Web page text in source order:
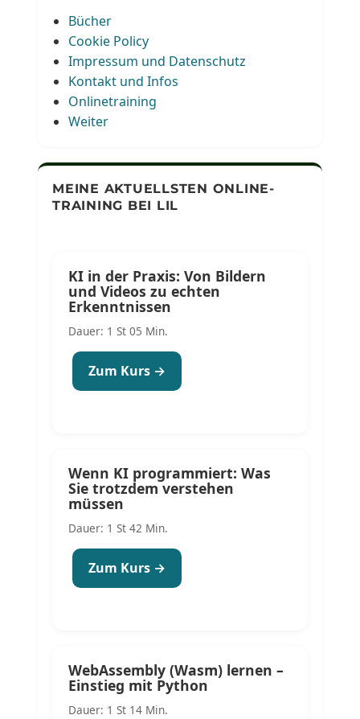
Bücher
Cookie Policy
Impressum und Datenschutz
Kontakt und Infos
Onlinetraining
Weiter
MEINE AKTUELLSTEN ONLINE-
TRAINING BEI LIL
KI in der Praxis: Von Bildern
und Videos zu echten
Erkenntnissen
Dauer: 1 St 05 Min.
Zum Kurs →
Wenn KI programmiert: Was
Sie trotzdem verstehen
müssen
Dauer: 1 St 42 Min.
Zum Kurs →
WebAssembly (Wasm) lernen –
Einstieg mit Python
Dauer: 1 St 14 Min.